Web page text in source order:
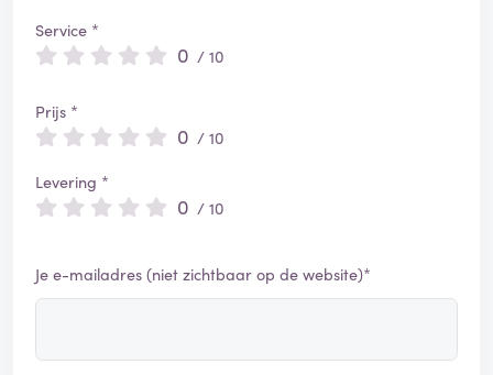
Service *
0 / 10
Prijs *
0 / 10
Levering *
0 / 10
Je e-mailadres (niet zichtbaar op de website)*